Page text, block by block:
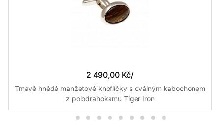
2 490,00 Kč/
Tmavě hnědé manžetové knoflíčky s oválným kabochonem
z polodrahokamu Tiger Iron